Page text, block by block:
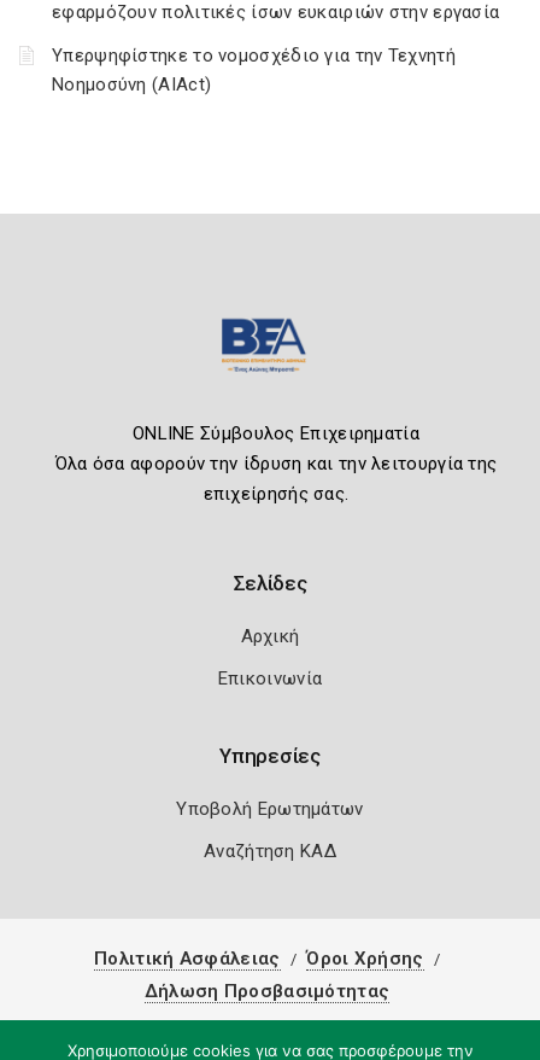
εφαρμόζουν πολιτικές ίσων ευκαιριών στην εργασία
Υπερψηφίστηκε το νομοσχέδιο για την Τεχνητή
Νοημοσύνη (AIAct)
ONLINE Σύμβουλος Επιχειρηματία
Όλα όσα αφορούν την ίδρυση και την λειτουργία της
επιχείρησής σας.
Σελίδες
Αρχική
Επικοινωνία
Υπηρεσίες
Υποβολή Ερωτημάτων
Αναζήτηση ΚΑΔ
Πολιτική Ασφάλειας
Όροι Χρήσης
Δήλωση Προσβασιμότητας
Χρησιμοποιούμε cookies για να σας προσφέρουμε την